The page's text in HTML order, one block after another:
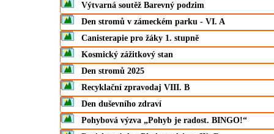
Výtvarná soutěž Barevný podzim
Den stromů v zámeckém parku - VI. A
Canisterapie pro žáky 1. stupně
Kosmický zážitkový stan
Den stromů 2025
Recyklační zpravodaj VIII. B
Den duševního zdraví
Pohybová výzva „Pohyb je radost. BINGO!“